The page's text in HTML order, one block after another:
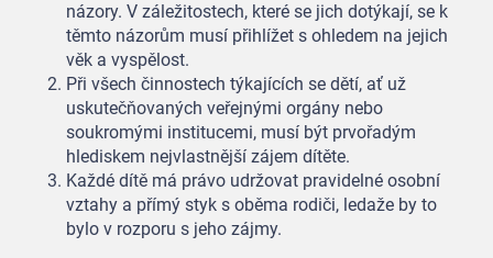
názory. V záležitostech, které se jich dotýkají, se k
těmto názorům musí přihlížet s ohledem na jejich
věk a vyspělost.
Při všech činnostech týkajících se dětí, ať už
uskutečňovaných veřejnými orgány nebo
soukromými institucemi, musí být prvořadým
hlediskem nejvlastnější zájem dítěte.
Každé dítě má právo udržovat pravidelné osobní
vztahy a přímý styk s oběma rodiči, ledaže by to
bylo v rozporu s jeho zájmy.